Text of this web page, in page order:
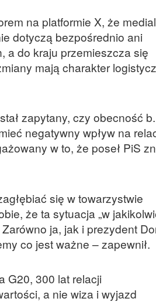
na platformie X, że
dotyczą bezpośrednio ani
a do kraju przemieszcza się
mają charakter
zapytany, czy obecność b.
negatywny wpływ na
w to, że poseł PiS
się w towarzystwie
że ta sytuacja „w
ja, jak i prezydent
co jest ważne – zapewnił.
G20, 300 lat relacji
a nie wiza i wyjazd